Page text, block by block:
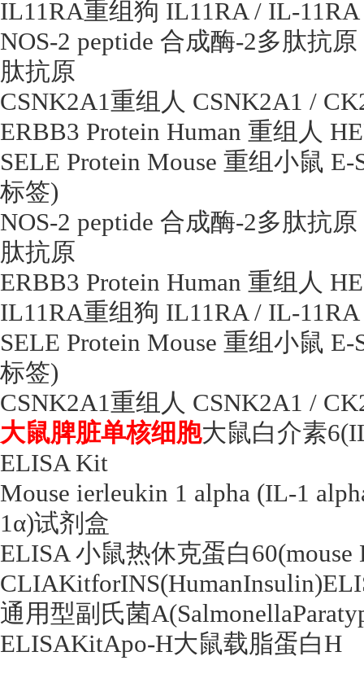
IL11RA重组狗 IL11RA / IL-
NOS-2 peptide 合成酶-2多肽抗原
肽抗原
CSNK2A1重组人 CSNK2A1 /
ERBB3 Protein Human 重组人
SELE Protein Mouse 重组小鼠 E-
标签)
NOS-2 peptide 合成酶-2多肽抗原
肽抗原
ERBB3 Protein Human 重组人
IL11RA重组狗 IL11RA / IL-
SELE Protein Mouse 重组小鼠 E-
标签)
CSNK2A1重组人 CSNK2A1 /
大鼠脾脏单核细胞大鼠白介素
ELISA Kit
Mouse ierleukin 1 alpha (IL-1
1α)试剂盒
ELISA小鼠热休克蛋白60(mouse
通用型副氏菌
ELISAKitApo-H大鼠载脂蛋白H